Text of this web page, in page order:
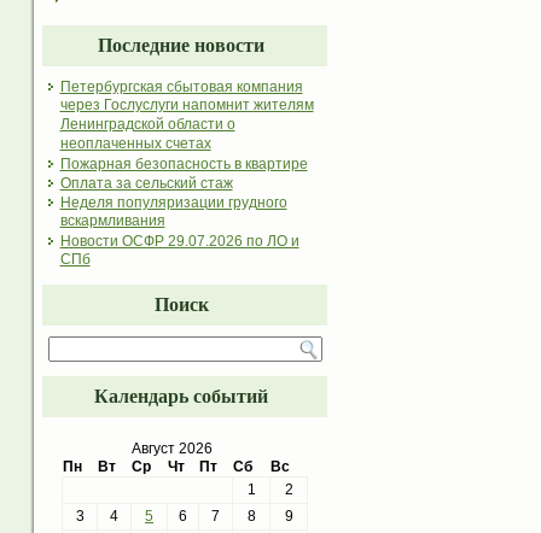
Последние новости
Петербургская сбытовая компания
через Гослуслуги напомнит жителям
Ленинградской области о
неоплаченных счетах
Пожарная безопасность в квартире
Оплата за сельский стаж
Неделя популяризации грудного
вскармливания
Новости ОСФР 29.07.2026 по ЛО и
СПб
Поиск
Календарь событий
Август 2026
Пн
Вт Ср Чт Пт Сб
Вс
1
2
3
4 5 6 7 8
9